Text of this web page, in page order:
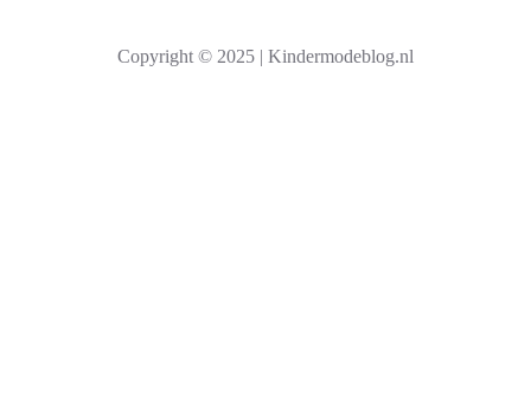
Copyright © 2025 | Kindermodeblog.nl